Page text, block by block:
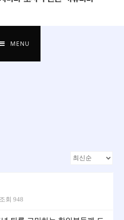
MENU
조회 948